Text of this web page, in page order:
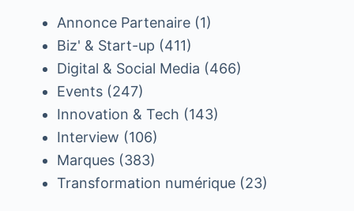
Annonce Partenaire(1)
Biz' & Start-up (411)
Digital & Social Media (466)
Events(247)
Innovation & Tech (143)
Interview (106)
Marques(383)
Transformation numérique(23)